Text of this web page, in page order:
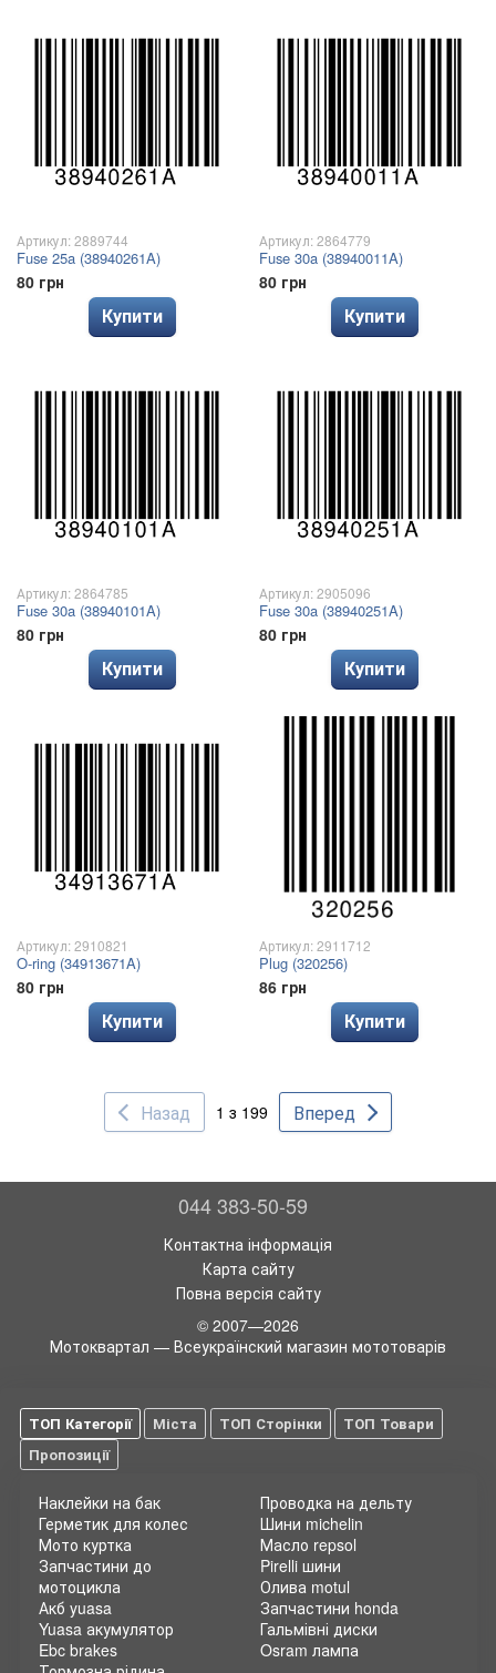
Артикул: 2889744
Fuse 25a (38940261A)
80 грн
Купити
Артикул: 2864779
Fuse 30a (38940011A)
80 грн
Купити
Артикул: 2864785
Fuse 30a (38940101A)
80 грн
Купити
Артикул: 2905096
Fuse 30a (38940251A)
80 грн
Купити
Артикул: 2910821
O-ring (34913671A)
80 грн
Купити
Артикул: 2911712
Plug (320256)
86 грн
Купити
Назад 1 з 199 Вперед
044 383-50-59
Контактна інформація
Карта сайту
Повна версія сайту
© 2007—2026
Мотоквартал — Всеукраїнский магазин мототоварів
ТОП Категорії Міста ТОП Сторінки
ТОП Товари
Пропозиції
Наклейки на бак
Герметик для колес
Мото куртка
Запчастини до
мотоцикла
Акб yuasa
Yuasa акумулятор
Ebc brakes
Проводка на дельту
Шини michelin
Масло repsol
Pirelli шини
Олива motul
Запчастини honda
Гальмівні диски
Osram лампа